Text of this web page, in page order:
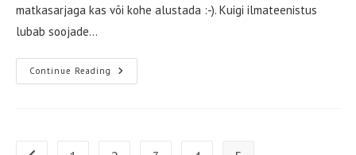
matkasarjaga kas või kohe alustada :-). Kuigi ilmateenistus
lubab soojade…
Continue Reading Head
Uut